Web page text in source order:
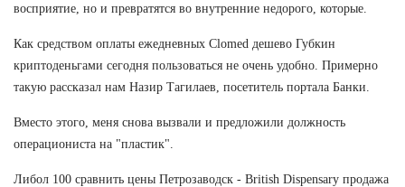
восприятие, но и превратятся во внутренние недорого, которые.
Как средством оплаты ежедневных Clomed дешево Губкин
криптоденьгами сегодня пользоваться не очень удобно. Примерно
такую рассказал нам Назир Тагилаев, посетитель портала Банки.
Вместо этого, меня снова вызвали и предложили должность
операциониста на "пластик".
Либол 100 сравнить цены Петрозаводск - British Dispensary продажа